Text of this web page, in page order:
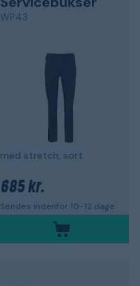
WP43
med stretch, sort
685 kr.
Sendes indenfor 10-12 dage